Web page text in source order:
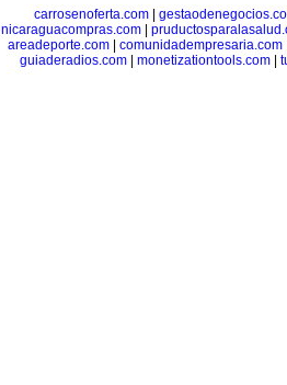
carrosenoferta.com
nicaraguacompras.com
areadeporte.com| comunidadempresaria.com
guiaderadios.com| monetizationtools.com|